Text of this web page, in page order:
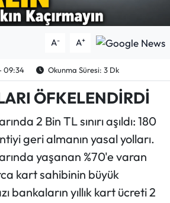
A- A+
09:34 Okunma Süresi: 3 Dk
ÖFKELENDİRDİ
2 Bin TL sınırı aşıldı: 180
geri almanın yasal yolları.
yaşanan %70'e varan
kart sahibinin büyük
bankaların yıllık kart ücreti 2